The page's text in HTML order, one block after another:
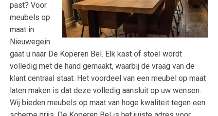
past? Voor
meubels op
maat in
Nieuwegein
gaat u naar De Koperen Bel. Elk kast of stoel wordt
volledig met de hand gemaakt, waarbij de vraag van de
klant centraal staat. Het voordeel van een meubel op maat
laten maken is dat deze volledig aansluit op uw wensen.
Wij bieden meubels op maat van hoge kwaliteit tegen een